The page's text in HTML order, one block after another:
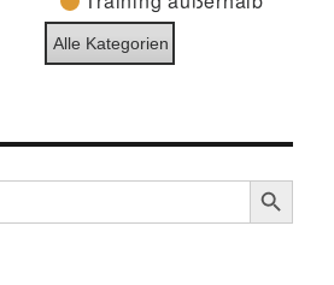
Alle Kategorien
SEARCH